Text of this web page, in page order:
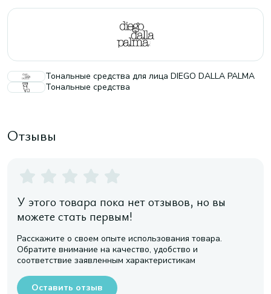
Тональные средства для лица DIEGO DALLA PALMA
Тональные средства
Отзывы
У этого товара пока нет отзывов, но вы
можете стать первым!
Расскажите о своем опыте использования товара.
Обратите внимание на качество, удобство и
соответствие заявленным характеристикам
Оставить отзыв